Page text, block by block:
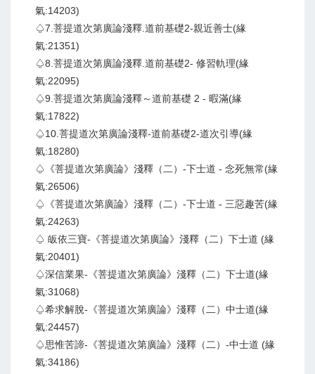
氣:14203)
♤7.菩提道次第廣論淺釋.道前基礎2-親近善士(緣
氣:21351)
♤8.菩提道次第廣論淺釋.道前基礎2- 修習軌理(緣
氣:22095)
♤9.菩提道次第廣論淺釋～道前基礎 2 - 暇滿(緣
氣:17822)
♤10.菩提道次第廣論淺釋-道前基礎2-道次引導(緣
氣:18280)
♤《菩提道次第廣論》淺釋（二）-下士道 - 念死無常(緣
氣:26506)
♤《菩提道次第廣論》淺釋（二）-下士道 - 三惡趣苦(緣
氣:24263)
♤ 皈依三寶-《菩提道次第廣論》淺釋（二）下士道 (緣
氣:20401)
♤深信業果-《菩提道次第廣論》淺釋（二）下士道(緣
氣:31068)
♤希求解脫-《菩提道次第廣論》淺釋（二）中士道(緣
氣:24457)
♤思惟苦諦-《菩提道次第廣論》淺釋（二）-中士道 (緣
氣:34186)